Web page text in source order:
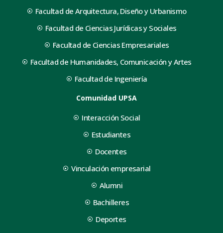
Facultad de Arquitectura, Diseño y Urbanismo
Facultad de Ciencias Jurídicas y Sociales
Facultad de Ciencias Empresariales
Facultad de Humanidades, Comunicación y Artes
Facultad de Ingeniería
Comunidad UPSA
Interacción Social
Estudiantes
Docentes
Vinculación empresarial
Alumni
Bachilleres
Deportes